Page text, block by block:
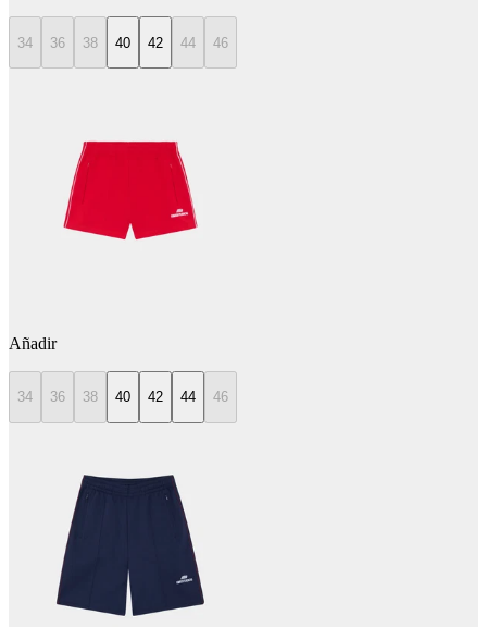
34 36 38 40 42 44 46
Añadir
34 36 38 40 42 44 46